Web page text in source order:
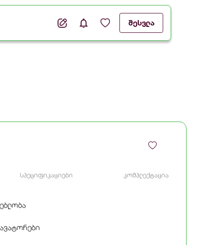
შესვლა
სპეციფიკაციები კომპლექტაცია